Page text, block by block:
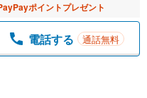
一覧を開く
ポイントプレゼント
電話する 通話無料